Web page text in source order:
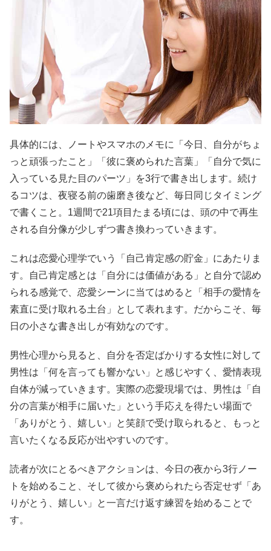
具体的には、ノートやスマホのメモに「今日、自分がちょ
っと頑張ったこと」「彼に褒められた言葉」「自分で気に
入っている見た目のパーツ」を3行で書き出します。続け
るコツは、夜寝る前の歯磨き後など、毎日同じタイミング
で書くこと。1週間で21項目たまる頃には、頭の中で再生
される自分像が少しずつ書き換わっていきます。
これは恋愛心理学でいう「自己肯定感の貯金」にあたりま
す。自己肯定感とは「自分には価値がある」と自分で認め
られる感覚で、恋愛シーンに当てはめると「相手の愛情を
素直に受け取れる土台」として表れます。だからこそ、毎
日の小さな書き出しが有効なのです。
男性心理から見ると、自分を否定ばかりする女性に対して
男性は「何を言っても響かない」と感じやすく、愛情表現
自体が減っていきます。実際の恋愛現場では、男性は「自
分の言葉が相手に届いた」という手応えを得たい場面で
「ありがとう、嬉しい」と笑顔で受け取られると、もっと
言いたくなる反応が出やすいのです。
読者が次にとるべきアクションは、今日の夜から3行ノー
トを始めること、そして彼から褒められたら否定せず「あ
りがとう、嬉しい」と一言だけ返す練習を始めることで
す。